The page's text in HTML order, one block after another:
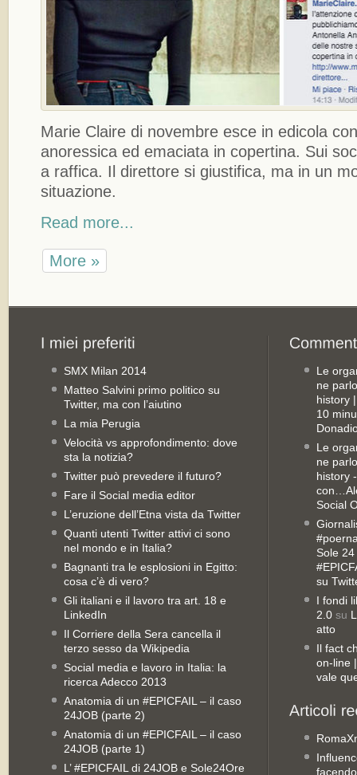
Marie Claire di novembre esce in edicola
anoressica ed emaciata in copertina. Sui
a raffica. Il direttore si giustifica, ma in un
situazione.
Read more...
More »
SMX Milan 2014
Matteo Salvini primo politico su
Twitter, ma con l’aiutino
La mia Perugia
Velocità vs approfondimento: dove
sta la notizia?
Twitter può prevedere il futuro?
Fare il Social media editor
L’eruzione dell’Etna vista da Twitter
Quanti utenti Twitter attivi ci sono
nel mondo e in Italia?
Bagnanti tra le esplosioni in Egitto:
cosa c’è di vero?
Gli italiani e il lavoro tra art. 18 e
LinkedIn
Il Corriere della Sera cancella il
terzo sesso da Wikipedia
Social media e lavoro in Italia: la
ricerca Adecco 2013
Anatomia di un #EPICFAIL – il caso
24JOB (parte 2)
Anatomia di un #EPICFAIL – il caso
24JOB (parte 1)
L’ #EPICFAIL di 24JOB e Sole24Ore
Le
ne
history
10
Le
ne
history
Social
Sole
su
I fondi
2.0 su
atto
Il fact
on-line
vale